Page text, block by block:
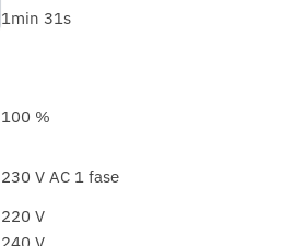
1min 31s
100 %
230 V AC 1 fase
220 V